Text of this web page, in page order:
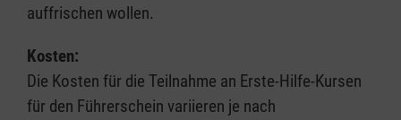
auffrischen wollen.
Kosten:
Die Kosten für die Teilnahme an Erste-Hilfe-Kursen
für den Führerschein variieren je nach